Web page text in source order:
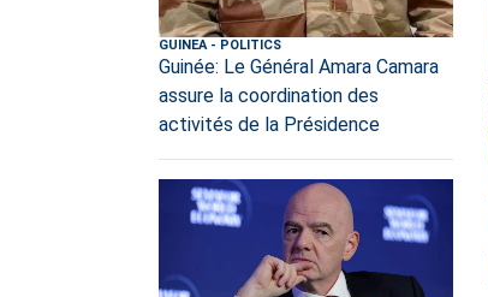
GUINEA- POLITICS
Guinée: Le Général Amara Camara
assure la coordination des
activités de la Présidence